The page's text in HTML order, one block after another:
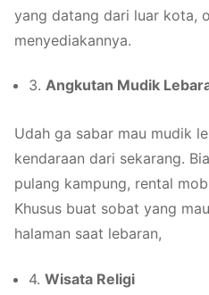
yang datang dari luar kota,
menyediakannya.
3. Angkutan Mudik
Udah ga sabar mau mudik
kendaraan dari sekarang.
pulang kampung, rental
Khusus buat sobat yang
halaman saat lebaran,
4. Wisata Religi